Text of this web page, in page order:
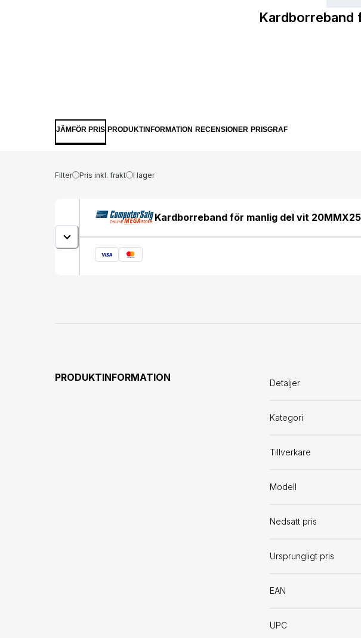
Kardborreband
JÄMFÖR PRIS PRODUKTINFORMATION RECENSIONER PRISGRAF
Filter Pris inkl. frakt I lager
Kardborreband för manlig del vit
PRODUKTINFORMATION
Detaljer
Kategori
Tillverkare
Modell
Nedsatt pris
Ursprungligt pris
EAN
UPC